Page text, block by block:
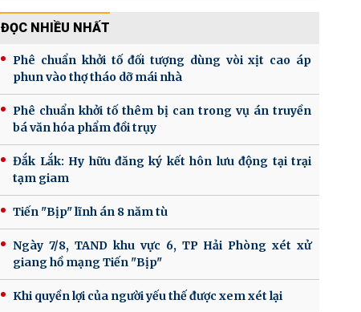
ĐỌC NHIỀU NHẤT
Phê chuẩn khởi tố đối tượng dùng vòi xịt cao áp
phun vào thợ tháo dỡ mái nhà
Phê chuẩn khởi tố thêm bị can trong vụ án truyền
bá văn hóa phẩm đồi trụy
Đắk Lắk: Hy hữu đăng ký kết hôn lưu động tại trại
tạm giam
Tiến "Bịp" lĩnh án 8 năm tù
Ngày 7/8, TAND khu vực 6, TP Hải Phòng xét xử
giang hồ mạng Tiến "Bịp"
Khi quyền lợi của người yếu thế được xem xét lại